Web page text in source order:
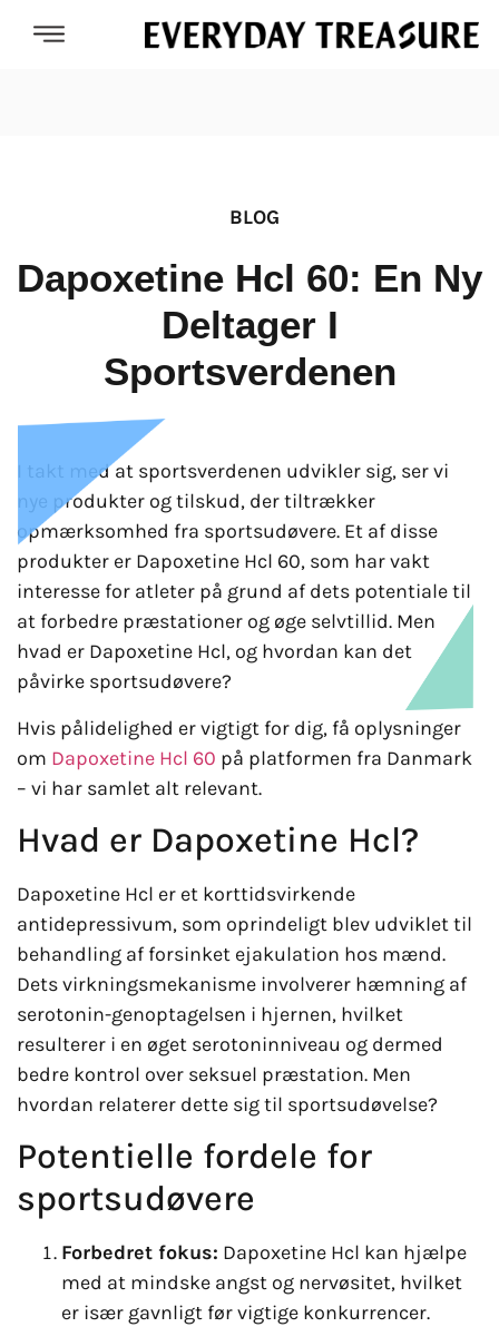
BLOG
Dapoxetine Hcl 60: En Ny
Deltager I
Sportsverdenen
I takt med at sportsverdenen udvikler sig, ser vi
nye produkter og tilskud, der tiltrækker
opmærksomhed fra sportsudøvere. Et af disse
produkter er Dapoxetine Hcl 60, som har vakt
interesse for atleter på grund af dets potentiale til
at forbedre præstationer og øge selvtillid. Men
hvad er Dapoxetine Hcl, og hvordan kan det
påvirke sportsudøvere?
Hvis pålidelighed er vigtigt for dig, få oplysninger
om Dapoxetine Hcl 60 på platformen fra Danmark
– vi har samlet alt relevant.
Hvad er Dapoxetine Hcl?
Dapoxetine Hcl er et korttidsvirkende
antidepressivum, som oprindeligt blev udviklet til
behandling af forsinket ejakulation hos mænd.
Dets virkningsmekanisme involverer hæmning af
serotonin-genoptagelsen i hjernen, hvilket
resulterer i en øget serotoninniveau og dermed
bedre kontrol over seksuel præstation. Men
hvordan relaterer dette sig til sportsudøvelse?
Potentielle fordele for
sportsudøvere
Forbedret fokus: Dapoxetine Hcl kan hjælpe
med at mindske angst og nervøsitet, hvilket
er især gavnligt før vigtige konkurrencer.